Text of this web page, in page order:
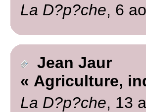
La D?p?che, 6
Jean Jaur
« Agriculture,
La D?p?che, 13